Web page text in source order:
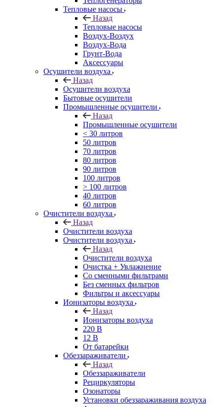
Тепловые насосы
Назад
Тепловые насосы
Воздух-Воздух
Воздух-Вода
Грунт-Вода
Аксессуары
Осушители воздуха
Назад
Осушители воздуха
Бытовые осушители
Промышленные осушители
Назад
Промышленные осушители
< 30 литров
50 литров
70 литров
80 литров
90 литров
100 литров
> 100 литров
40 литров
60 литров
Очистители воздуха
Назад
Очистители воздуха
Очистители воздуха
Назад
Очистители воздуха
Очистка + Увлажнение
Cо сменными фильтрами
Без сменных фильтров
Фильтры и аксессуары
Ионизаторы воздуха
Назад
Ионизаторы воздуха
220 В
12 В
От батарейки
Обеззараживатели
Назад
Обеззараживатели
Рециркуляторы
Озонаторы
Установки обеззараживания воздуха